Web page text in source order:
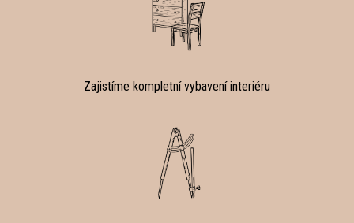
Zajistíme kompletní vybavení interiéru